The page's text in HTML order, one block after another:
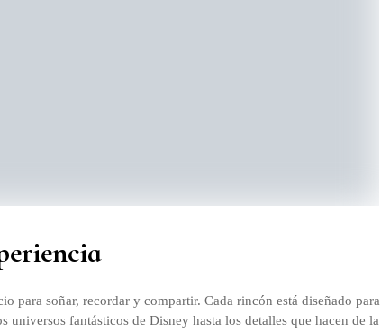
para soñar, recordar y compartir. Cada rincón está diseñado para
universos fantásticos de Disney hasta los detalles que hacen de la